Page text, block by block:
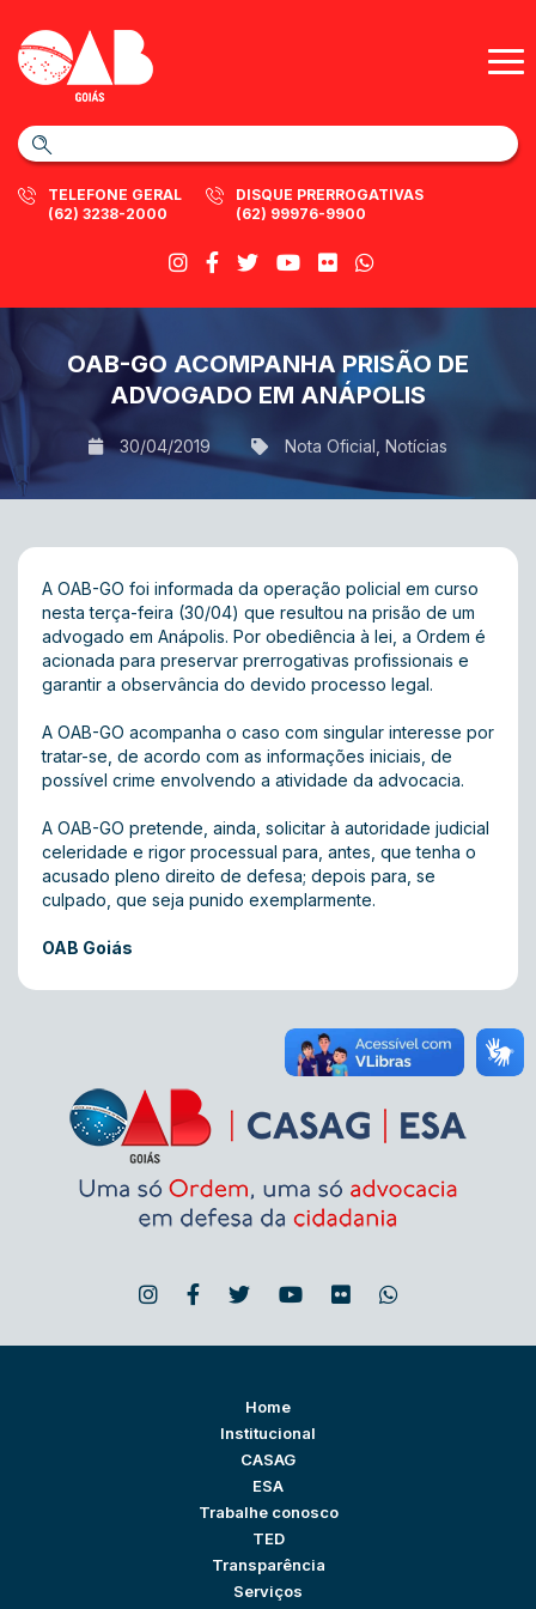
TELEFONE GERAL
(62) 3238-2000
DISQUE PRERROGATIVAS
(62) 99976-9900
OAB-GO ACOMPANHA PRISÃO DE
ADVOGADO EM ANÁPOLIS
30/04/2019 Nota Oficial Notícias
A OAB-GO foi informada da operação policial em curso
nesta terça-feira (30/04) que resultou na prisão de um
advogado em Anápolis. Por obediência à lei, a Ordem é
acionada para preservar prerrogativas profissionais e
garantir a observância do devido processo legal.
A OAB-GO acompanha o caso com singular interesse por
tratar-se, de acordo com as informações iniciais, de
possível crime envolvendo a atividade da advocacia.
A OAB-GO pretende, ainda, solicitar à autoridade judicial
celeridade e rigor processual para, antes, que tenha o
acusado pleno direito de defesa; depois para, se
culpado, que seja punido exemplarmente.
OAB Goiás
Home
Institucional
CASAG
ESA
Trabalhe conosco
TED
Transparência
Serviços